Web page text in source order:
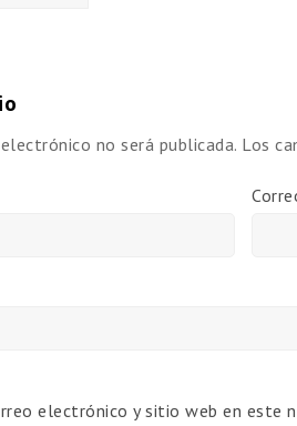
no será publicada. Los
electrónico y sitio web en este